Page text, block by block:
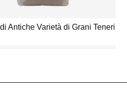
Antiche Varietà di Grani Teneri